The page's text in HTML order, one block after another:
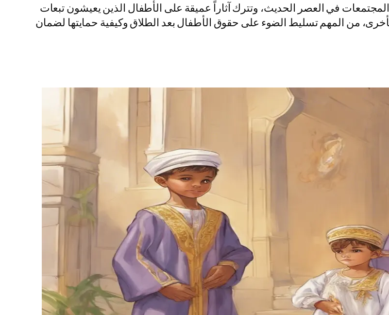
المجتمعات في العصر الحديث، وتترك آثاراً عميقة على الأطفال الذين يعيشون تبعات
من المهم تسليط الضوء على حقوق الأطفال بعد الطلاق وكيفية حمايتها لضمان